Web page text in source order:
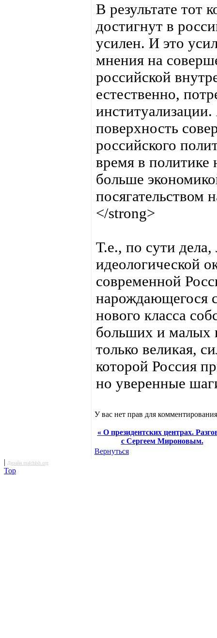
В результате тот
достигнут в
усилен. И это
мнения на
российской
естественно,
поверхность
российского
время в политике
больше
посягательством
</strong>
Т.е., по сути
идеологической
современной
нарождающегося
нового класса
больших и малых
только великая,
которой Россия
но уверенные
У вас нет прав для
« О президентских центрах.
с Сергеем Мироновым.
Вернуться
| Дизайн malchish.org
Top